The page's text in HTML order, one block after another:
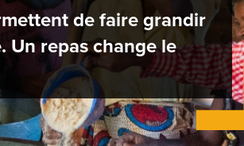
de faire grandir
Un repas change le